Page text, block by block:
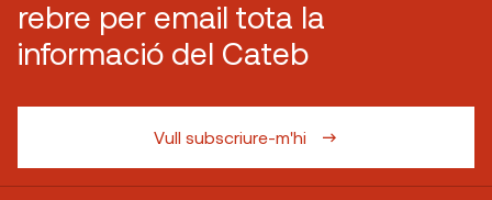
rebre per email tota la
informació del Cateb
Vull subscriure-m'hi